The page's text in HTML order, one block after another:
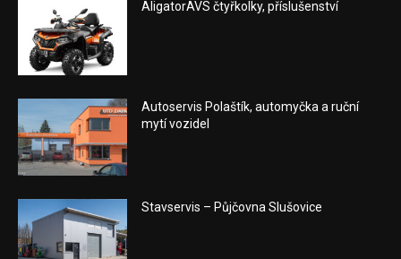
AligatorAVS čtyřkolky, příslušenství
Autoservis Polaštík, automyčka a ruční
mytí vozidel
Stavservis – Půjčovna Slušovice